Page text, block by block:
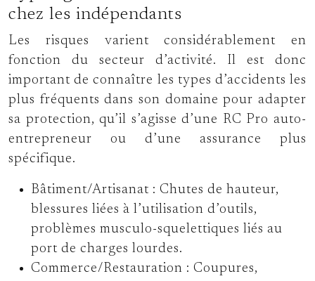
chez les indépendants
Les risques varient considérablement en
fonction du secteur d’activité. Il est donc
important de connaître les types d’accidents les
plus fréquents dans son domaine pour adapter
sa protection, qu’il s’agisse d’une RC Pro auto-
entrepreneur ou d’une assurance plus
spécifique.
Bâtiment/Artisanat : Chutes de hauteur,
blessures liées à l’utilisation d’outils,
problèmes musculo-squelettiques liés au
port de charges lourdes.
Commerce/Restauration : Coupures,